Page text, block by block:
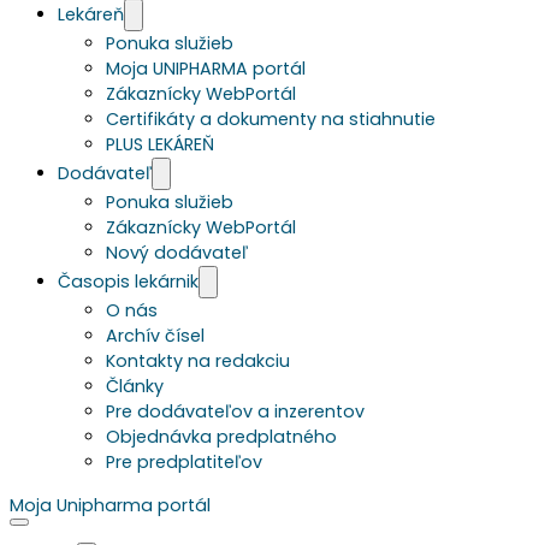
Lekáreň
Ponuka služieb
Moja UNIPHARMA portál
Zákaznícky WebPortál
Certifikáty a dokumenty na stiahnutie
PLUS LEKÁREŇ
Dodávateľ
Ponuka služieb
Zákaznícky WebPortál
Nový dodávateľ
Časopis lekárnik
O nás
Archív čísel
Kontakty na redakciu
Články
Pre dodávateľov a inzerentov
Objednávka predplatného
Pre predplatiteľov
Moja Unipharma portál